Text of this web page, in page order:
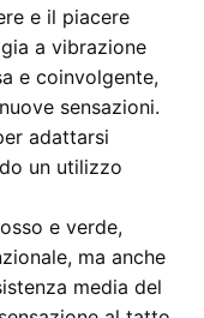
e il piacere
a vibrazione
e coinvolgente,
sensazioni.
adattarsi
un utilizzo
e verde,
ma anche
media del